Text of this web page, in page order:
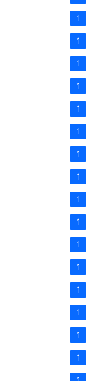
1
1
1
1
1
1
1
1
1
1
1
1
1
1
1
1